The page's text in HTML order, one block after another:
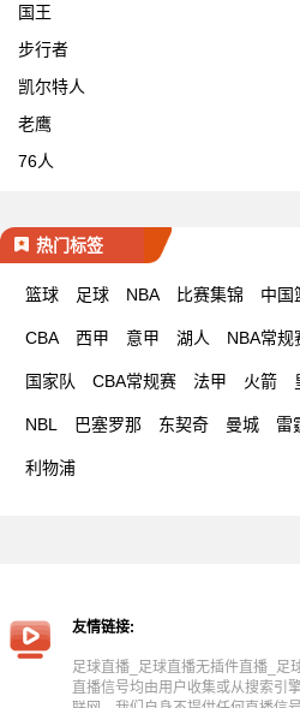
国王
步行者
凯尔特人
老鹰
76人
热门标签
篮球 足球 NBA 比赛集锦 中国
CBA 西甲 意甲 湖人 NBA常规
国家队 CBA常规赛 法甲 火箭
NBL 巴塞罗那 东契奇 曼城 雷
利物浦
友情链接:
足球直播_足球直播无插件直播_足
直播信号均由用户收集或从搜索引